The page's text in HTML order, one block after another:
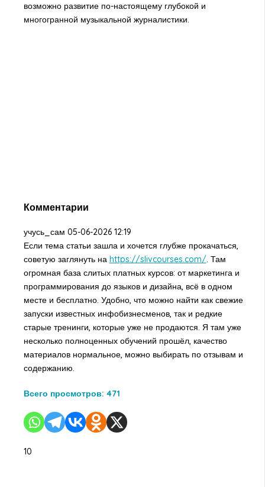
возможно развитие по-настоящему глубокой и
многогранной музыкальной журналистики.
Комментарии
учусь_сам 05-06-2026 12:19
Если тема статьи зашла и хочется глубже прокачаться,
советую заглянуть на https://slivcourses.com/. Там
огромная база слитых платных курсов: от маркетинга и
программирования до языков и дизайна, всё в одном
месте и бесплатно. Удобно, что можно найти как свежие
запуски известных инфобизнесменов, так и редкие
старые тренинги, которые уже не продаются. Я там уже
несколько полноценных обучений прошёл, качество
материалов нормальное, можно выбирать по отзывам и
содержанию.
Всего просмотров: 471
10